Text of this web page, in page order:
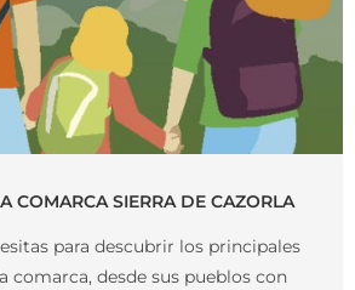
COMARCA SIERRA DE CAZORLA
para descubrir los principales
comarca, desde sus pueblos con